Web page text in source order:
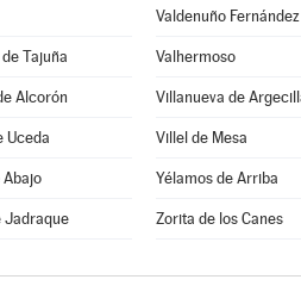
Valdenuño Fernández
Tajuña Valhermoso
Alcorón Villanueva de
Uceda Villel de Mesa
Abajo Yélamos de Arriba
Jadraque Zorita de los Canes